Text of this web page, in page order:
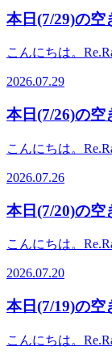
間をいただくため
間〉＜平日＞
6808-0869
ど、その日のお
ませ。本日は以
17:30 / 19:40～
ぜひお早めに空
セルにより、ご案
お問い合わせく
ープご利用のお
時間を頂くため
頂戴しています。
＞12時半～21時
戸川区中葛西5-
く感じやすい時
りケアしたい方に
わせて、上半身
ースでは少し物
可能です。12:30
をゆるめて、週
ご希望の方は、
客様のご予約変
がございますの
ざいます。※リラ
術時間+20分のお
店〈営業時間〉
20時〈住所〉東京
2F〈電話〉03-
https://reraku.jp/
本日(7/29)の空
こんにちは。
ね。気づかない
れを感じる方も
おかげさまでご
ラッキーな本日
19:50お仕事帰り
に空き状況をご
況です。急遽、
り、ご案内でき
せくださいませ
めて施術時間+20
時半～20時〈住
2026.07.29
本日(7/26)の空
こんにちは。
たりと、少し落ち
も、駅近でほっ
っきり気分転換
～18:50雨が落ち
末の締めくくり
軽にお立ち寄り
つけてお越しく
す。急遽、他の
2026.07.26
本日(7/20)の空
こんにちは。
わり・腰まわり
のお時間にご案
こりや腰の疲れ
で、お買い物や
2026.07.20
本日(7/19)の空
こんにちは。